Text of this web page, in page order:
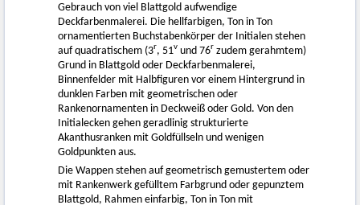
Gebrauch von viel Blattgold aufwendige
Deckfarbenmalerei. Die hellfarbigen, Ton in Ton
ornamentierten Buchstabenkörper der Initialen stehen
auf quadratischem (3r, 51v und 76r zudem gerahmtem)
Grund in Blattgold oder Deckfarbenmalerei,
Binnenfelder mit Halbfiguren vor einem Hintergrund in
dunklen Farben mit geometrischen oder
Rankenornamenten in Deckweiß oder Gold. Von den
Initialecken gehen geradlinig strukturierte
Akanthusranken mit Goldfüllseln und wenigen
Goldpunkten aus.
Die Wappen stehen auf geometrisch gemustertem oder
mit Rankenwerk gefülltem Farbgrund oder gepunztem
Blattgold, Rahmen einfarbig, Ton in Ton mit